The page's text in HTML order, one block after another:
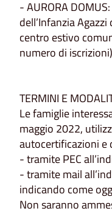
- AURORA
dell’Infanzia
centro estivo
numero di iscrizioni)
TERMINI E
Le famiglie
maggio 2022,
autocertificazioni e
- tramite PEC
- tramite mail
indicando come
Non saranno